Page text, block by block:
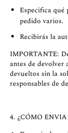
Especifica qué
pedido varios.
Recibirás la
IMPORTANTE:
antes de
devueltos sin la
responsables de
4. ¿CÓMO